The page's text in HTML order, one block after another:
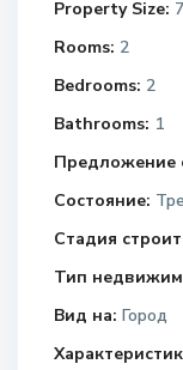
Property Size:
Rooms: 2
Bedrooms: 2
Bathrooms: 1
Предложение
Состояние:
Стадия
Тип
Вид на: Город